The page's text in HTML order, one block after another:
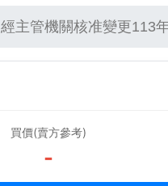
主管機關核准變更113
買價(賣方參考)
-